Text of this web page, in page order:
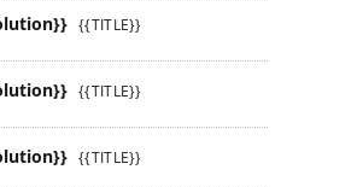
{{TITLE}}
{{TITLE}}
{{TITLE}}